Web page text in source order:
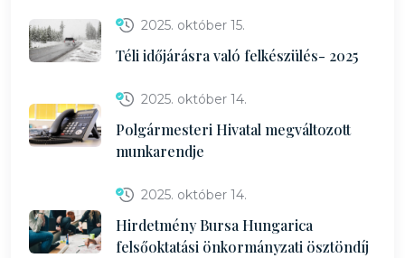
2025. október 15.
Téli időjárásra való felkészülés- 2025
2025. október 14.
Polgármesteri Hivatal megváltozott
munkarendje
2025. október 14.
Hirdetmény Bursa Hungarica
felsőoktatási önkormányzati ösztöndíj